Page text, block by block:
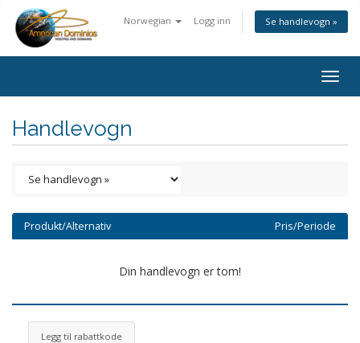
Norwegian Logg inn Se handlevogn »
Handlevogn
Produkt/Alternativ Pris/Periode
Din handlevogn er tom!
Legg til rabattkode